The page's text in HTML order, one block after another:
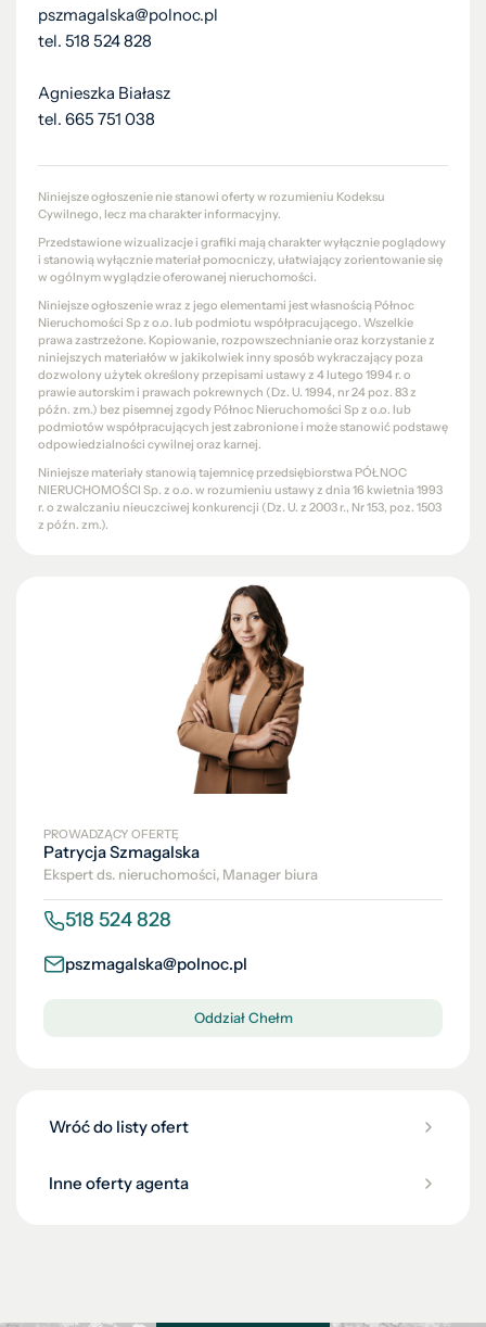
pszmagalska@polnoc.pl
tel. 518 524 828
Agnieszka Białasz
tel. 665 751 038
Niniejsze ogłoszenie nie stanowi oferty w rozumieniu Kodeksu
Cywilnego, lecz ma charakter informacyjny.
Przedstawione wizualizacje i grafiki mają charakter wyłącznie poglądowy
i stanowią wyłącznie materiał pomocniczy, ułatwiający zorientowanie się
w ogólnym wyglądzie oferowanej nieruchomości.
Niniejsze ogłoszenie wraz z jego elementami jest własnością Północ
Nieruchomości Sp z o.o. lub podmiotu współpracującego. Wszelkie
prawa zastrzeżone. Kopiowanie, rozpowszechnianie oraz korzystanie z
niniejszych materiałów w jakikolwiek inny sposób wykraczający poza
dozwolony użytek określony przepisami ustawy z 4 lutego 1994 r. o
prawie autorskim i prawach pokrewnych (Dz. U. 1994, nr 24 poz. 83 z
późn. zm.) bez pisemnej zgody Północ Nieruchomości Sp z o.o. lub
podmiotów współpracujących jest zabronione i może stanowić podstawę
odpowiedzialności cywilnej oraz karnej.
Niniejsze materiały stanowią tajemnicę przedsiębiorstwa PÓŁNOC
NIERUCHOMOŚCI Sp. z o.o. w rozumieniu ustawy z dnia 16 kwietnia 1993
r. o zwalczaniu nieuczciwej konkurencji (Dz. U. z 2003 r., Nr 153, poz. 1503
z późn. zm.).
PROWADZĄCY OFERTĘ
Patrycja Szmagalska
Ekspert ds. nieruchomości, Manager biura
518 524 828
pszmagalska@polnoc.pl
Oddział Chełm
Wróć do listy ofert
Inne oferty agenta